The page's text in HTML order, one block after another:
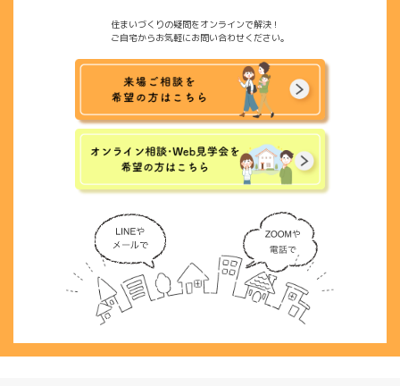
住まいづくりの疑問をオンラインで解決！
ご自宅からお気軽にお問い合わせください。